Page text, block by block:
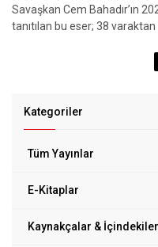
Kategoriler
Tüm Yayınlar
E-Kitaplar
Kaynakçalar & İçindekiler
Savaşkan Cem Bahadır’ın
tanıtılan bu eser; 38 varaktan